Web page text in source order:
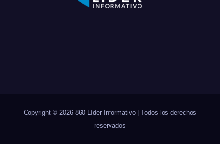
Copyright © 2026 860 Líder Informativo | Todos los derechos
reservados